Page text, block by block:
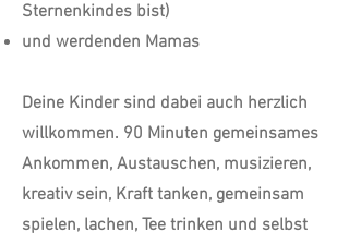
Sternenkindes bist)
und werdenden Mamas
Deine Kinder sind dabei auch herzlich
willkommen. 90 Minuten gemeinsames
Ankommen, Austauschen, musizieren,
kreativ sein, Kraft tanken, gemeinsam
spielen, lachen, Tee trinken und selbst